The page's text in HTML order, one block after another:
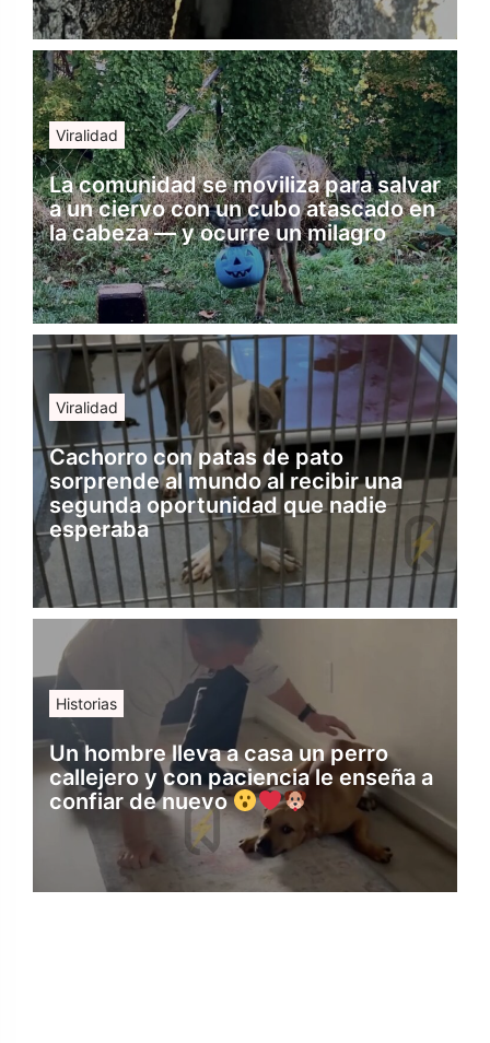
Viralidad
La comunidad se moviliza para salvar
a un ciervo con un cubo atascado en
la cabeza — y ocurre un milagro
Viralidad
Cachorro con patas de pato
sorprende al mundo al recibir una
segunda oportunidad que nadie
esperaba
Historias
Un hombre lleva a casa un perro
callejero y con paciencia le enseña a
confiar de nuevo